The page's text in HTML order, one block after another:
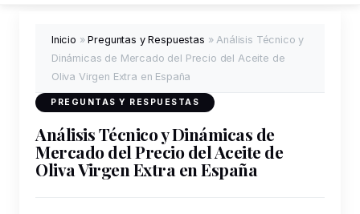
Inicio »Preguntas y Respuestas »Análisis Técnico y
Dinámicas de Mercado del Precio del Aceite de
Oliva Virgen Extra en España
PREGUNTAS Y RESPUESTAS
Análisis Técnico y Dinámicas de
Mercado del Precio del Aceite de
Oliva Virgen Extra en España